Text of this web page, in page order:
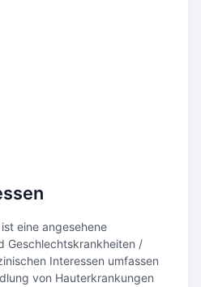
eine angesehene
Geschlechtskrankheiten /
Interessen umfassen
von Hauterkrankungen